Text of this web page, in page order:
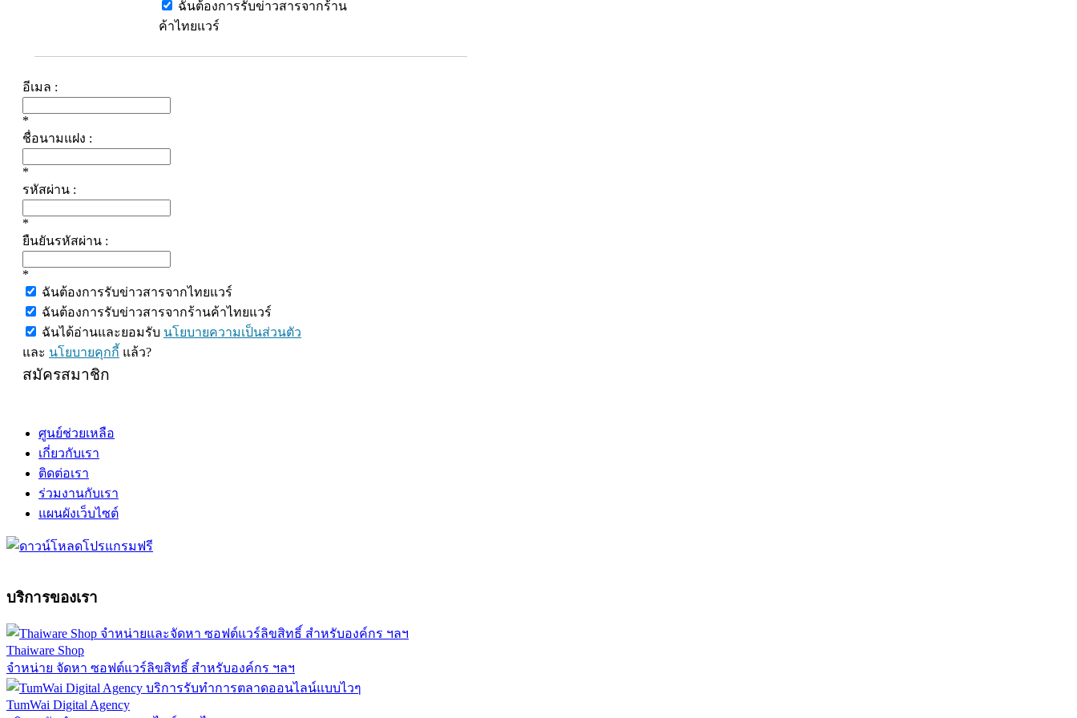
ฉันต้องการรับข่าวสารจากร้าน
ค้าไทยแวร์
อีเมล :
*
ชื่อนามแฝง :
*
รหัสผ่าน :
*
ยืนยันรหัสผ่าน :
*
ฉันต้องการรับข่าวสารจากไทยแวร์
ฉันต้องการรับข่าวสารจากร้านค้าไทยแวร์
ฉันได้อ่านและยอมรับ นโยบายความเป็นส่วนตัว
และ นโยบายคุกกี้ แล้ว?
สมัครสมาชิก
ศูนย์ช่วยเหลือ
เกี่ยวกับเรา
ติดต่อเรา
ร่วมงานกับเรา
แผนผังเว็บไซต์
บริการของเรา
Thaiware Shop
จำหน่าย จัดหา ซอฟต์แวร์ลิขสิทธิ์ สำหรับองค์กร ฯลฯ
TumWai Digital Agency